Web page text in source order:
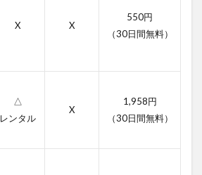
X X
550円
（30日間無料）
△
レンタル
X
1,958円
（30日間無料）